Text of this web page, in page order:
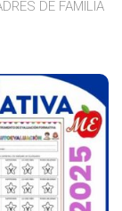
DE FAMILIA